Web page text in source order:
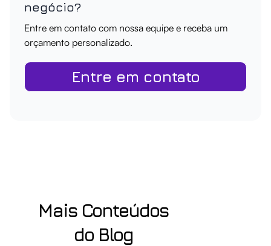
negócio?
Entre em contato com nossa equipe e receba um
orçamento personalizado.
Entre em contato
Mais Conteúdos
do Blog